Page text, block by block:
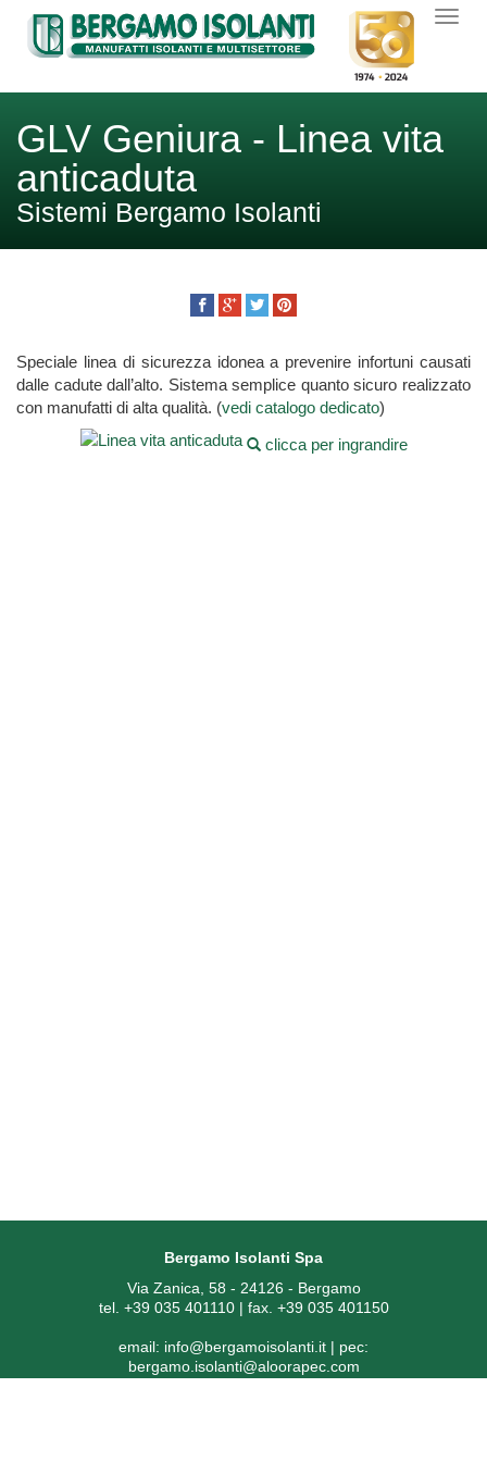
GLV Geniura - Linea vita
anticaduta
Sistemi Bergamo Isolanti
Speciale linea di sicurezza idonea a prevenire infortuni causati
dalle cadute dall’alto. Sistema semplice quanto sicuro realizzato
con manufatti di alta qualità. (vedi catalogo dedicato)
clicca per ingrandire
Bergamo Isolanti Spa
Via Zanica, 58 - 24126 - Bergamo
tel. +39 035 401110 | fax. +39 035 401150
email: info@bergamoisolanti.it | pec:
bergamo.isolanti@aloorapec.com